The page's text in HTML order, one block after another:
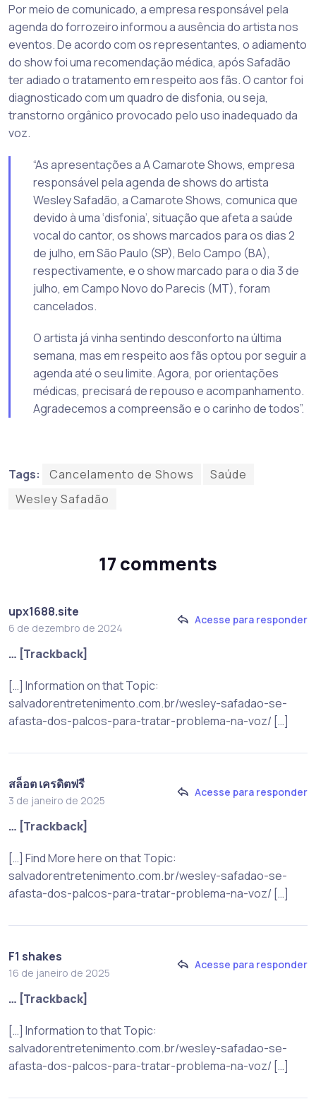
Por meio de comunicado, a empresa responsável pela
agenda do forrozeiro informou a ausência do artista nos
eventos. De acordo com os representantes, o adiamento
do show foi uma recomendação médica, após Safadão
ter adiado o tratamento em respeito aos fãs. O cantor foi
diagnosticado com um quadro de disfonia, ou seja,
transtorno orgânico provocado pelo uso inadequado da
voz.
“As apresentações a A Camarote Shows, empresa
responsável pela agenda de shows do artista
Wesley Safadão, a Camarote Shows, comunica que
devido à uma ‘disfonia’, situação que afeta a saúde
vocal do cantor, os shows marcados para os dias 2
de julho, em São Paulo (SP), Belo Campo (BA),
respectivamente, e o show marcado para o dia 3 de
julho, em Campo Novo do Parecis (MT), foram
cancelados.
O artista já vinha sentindo desconforto na última
semana, mas em respeito aos fãs optou por seguir a
agenda até o seu limite. Agora, por orientações
médicas, precisará de repouso e acompanhamento.
Agradecemos a compreensão e o carinho de todos”.
Tags: Cancelamento de Shows
Saúde
Wesley Safadão
17 comments
upx1688.site
6 de dezembro de 2024
Acesse para responder
… [Trackback]
[…] Information on that Topic:
salvadorentretenimento.com.br/wesley-safadao-se-
afasta-dos-palcos-para-tratar-problema-na-voz/ […]
สล็อต เครดิตฟรี
3 de janeiro de 2025
Acesse para responder
… [Trackback]
[…] Find More here on that Topic:
salvadorentretenimento.com.br/wesley-safadao-se-
afasta-dos-palcos-para-tratar-problema-na-voz/ […]
F1 shakes
16 de janeiro de 2025
Acesse para responder
… [Trackback]
[…] Information to that Topic:
salvadorentretenimento.com.br/wesley-safadao-se-
afasta-dos-palcos-para-tratar-problema-na-voz/ […]